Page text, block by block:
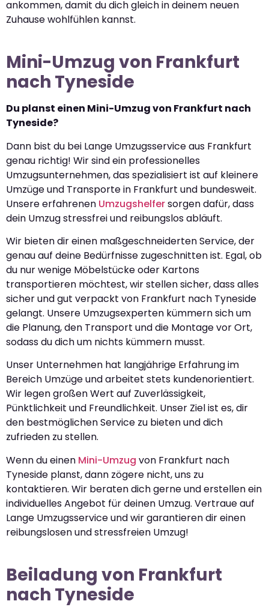
ankommen, damit du dich gleich in deinem neuen
Zuhause wohlfühlen kannst.
Mini-Umzug von Frankfurt
nach Tyneside
Du planst einen Mini-Umzug von Frankfurt nach
Tyneside?
Dann bist du bei Lange Umzugsservice aus Frankfurt
genau richtig! Wir sind ein professionelles
Umzugsunternehmen, das spezialisiert ist auf kleinere
Umzüge und Transporte in Frankfurt und bundesweit.
Unsere erfahrenen Umzugshelfersorgen dafür, dass
dein Umzug stressfrei und reibungslos abläuft.
Wir bieten dir einen maßgeschneiderten Service, der
genau auf deine Bedürfnisse zugeschnitten ist. Egal, ob
du nur wenige Möbelstücke oder Kartons
transportieren möchtest, wir stellen sicher, dass alles
sicher und gut verpackt von Frankfurt nach Tyneside
gelangt. Unsere Umzugsexperten kümmern sich um
die Planung, den Transport und die Montage vor Ort,
sodass du dich um nichts kümmern musst.
Unser Unternehmen hat langjährige Erfahrung im
Bereich Umzüge und arbeitet stets kundenorientiert.
Wir legen großen Wert auf Zuverlässigkeit,
Pünktlichkeit und Freundlichkeit. Unser Ziel ist es, dir
den bestmöglichen Service zu bieten und dich
zufrieden zu stellen.
Wenn du einen Mini-Umzug von Frankfurt nach
Tyneside planst, dann zögere nicht, uns zu
kontaktieren. Wir beraten dich gerne und erstellen ein
individuelles Angebot für deinen Umzug. Vertraue auf
Lange Umzugsservice und wir garantieren dir einen
reibungslosen und stressfreien Umzug!
Beiladung von Frankfurt
nach Tyneside